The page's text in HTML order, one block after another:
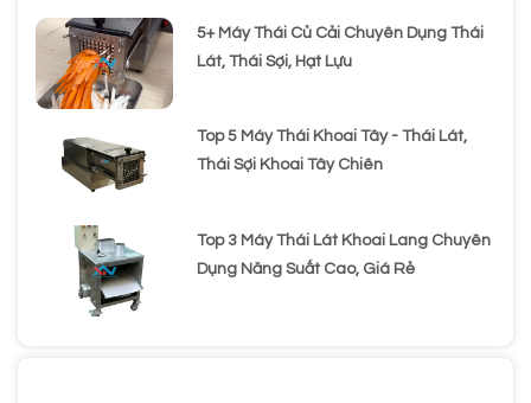
5+ Máy Thái Củ Cải Chuyên Dụng Thái
Lát, Thái Sợi, Hạt Lựu
Top 5 Máy Thái Khoai Tây - Thái Lát,
Thái Sợi Khoai Tây Chiên
Top 3 Máy Thái Lát Khoai Lang Chuyên
Dụng Năng Suất Cao, Giá Rẻ